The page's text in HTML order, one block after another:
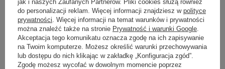
Twoja ocena:
5/5
Treść twojej opinii
jak i naszych Zaufanych Partnerów. Pliki cookies służą również
do personalizacji reklam. Więcej informacji znajdziesz w polityce
prywatności . Więcej informacji na temat warunków i prywatności
można znaleźć także na stronie Prywatność i warunki Google
Akceptacja tego komunikatu oznacza zgodę na ich zapisywanie
na Twoim komputerze. Możesz określić warunki przechowywania
lub dostępu do nich klikając w zakładkę „Konfiguracja zgód”.
Zgodę możesz wycofać w dowolnym momencie poprzez